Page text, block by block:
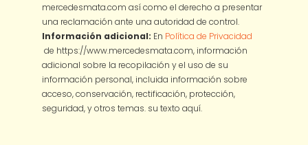
mercedesmata.com así como el derecho a presentar
una reclamación ante una autoridad de control.
Información adicional: En Política de Privacidad
de https://www.mercedesmata.com, información
adicional sobre la recopilación y el uso de su
información personal, incluida información sobre
acceso, conservación, rectificación, protección,
seguridad, y otros temas. su texto aquí.